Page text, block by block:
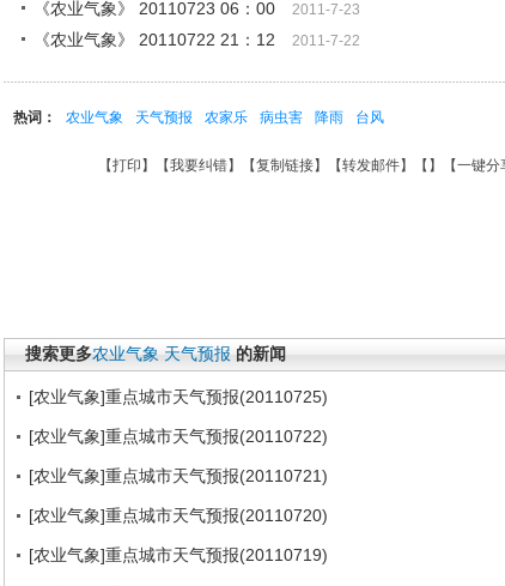
《农业气象》 20110723 06：00 2011-7-23
《农业气象》 20110722 21：12 2011-7-22
热词： 农业气象 天气预报 农家乐 病虫害 降雨 台风
【打印 】【我要纠错】【复制链接】【转发邮件】【 】 【一键分
搜索更多农业气象 天气预报 的新闻
[农业气象]重点城市天气预报(20110725)
[农业气象]重点城市天气预报(20110722)
[农业气象]重点城市天气预报(20110721)
[农业气象]重点城市天气预报(20110720)
[农业气象]重点城市天气预报(20110719)